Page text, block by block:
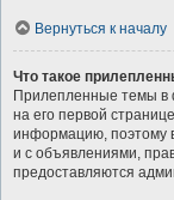
Вернуться к началу
Что такое
Прилепленные темы в
на его первой
информацию, поэтому
и с объявлениями,
предоставляются